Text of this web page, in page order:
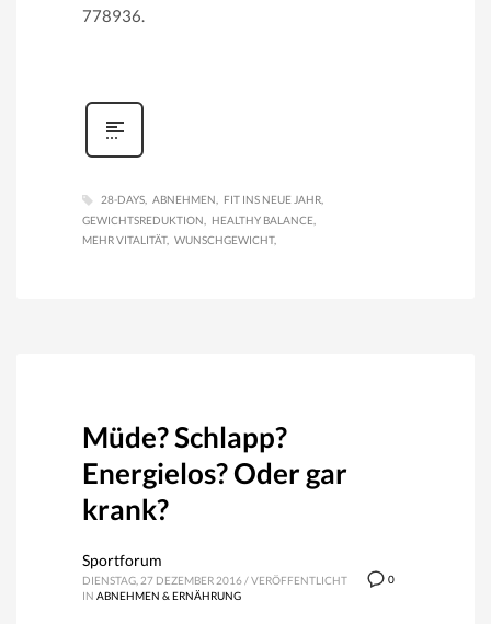
778936.
28-DAYS ABNEHMEN
FIT INS NEUE JAHR
GEWICHTSREDUKTION
HEALTHY BALANCE
MEHR VITALITÄT WUNSCHGEWICHT
Müde? Schlapp?
Energielos? Oder gar
krank?
0
Sportforum
DIENSTAG, 27 DEZEMBER 2016/VERÖFFENTLICHT
IN ABNEHMEN & ERNÄHRUNG